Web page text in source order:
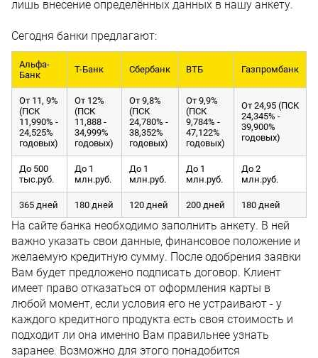
лишь внесение определённых данных в нашу анкету.
Сегодня банки предлагают:
Альфа-
Банк
Т-Банк Сбербанк ВТБ Газпромбанк
От 11, 9%
(ПСК
11,990% -
24,525%
годовых)
От 12%
(ПСК
11,888 -
34,999%
годовых)
От 9,8%
(ПСК
24,780% -
38,352%
годовых)
От 9,9%
(ПСК
9,784% -
47,122%
годовых)
От 24,95 (ПСК
24,345% -
39,900%
годовых)
До 500
тыс.руб.
До 1
млн.руб.
До 1
млн.руб.
До 1
млн.руб.
До 2
млн.руб.
365 дней 180 дней 120 дней 200 дней 180 дней
На сайте банка необходимо заполнить анкету. В ней
важно указать свои данные, финансовое положение и
желаемую кредитную сумму. После одобрения заявки
Вам будет предложено подписать договор. Клиент
имеет право отказаться от оформления карты в
любой момент, если условия его не устраивают - у
каждого кредитного продукта есть своя стоимость и
подходит ли она именно Вам правильнее узнать
заранее. Возможно для этого понадобится